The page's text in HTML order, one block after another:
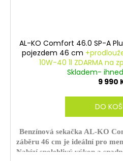
AL-KO Comfort 46.0 SP-A
pojezdem 46 cm
10W-40 1l ZDARMA na
Skladem-
9 990
DO
Benzínová sekačka AL-KO
záběru 46 cm je ideální pro
Nabízí spolehlivý výkon a